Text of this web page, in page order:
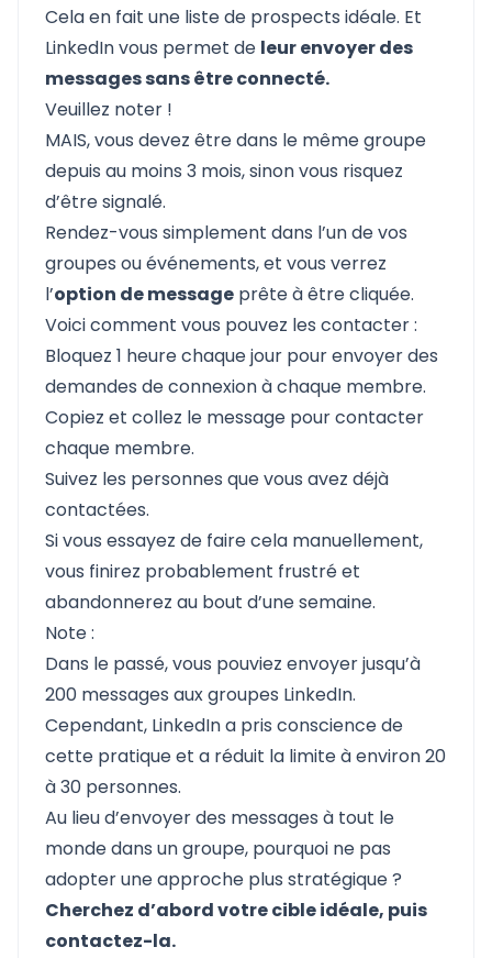
Cela en fait une liste de prospects idéale. Et
LinkedIn vous permet de leur envoyer des
messages sans être connecté.
Veuillez noter !
MAIS, vous devez être dans le même groupe
depuis au moins 3 mois, sinon vous risquez
d’être signalé.
Rendez-vous simplement dans l’un de vos
groupes ou événements, et vous verrez
l’option de message prête à être cliquée.
Voici comment vous pouvez les contacter :
Bloquez 1 heure chaque jour pour envoyer des
demandes de connexion à chaque membre.
Copiez et collez le message pour contacter
chaque membre.
Suivez les personnes que vous avez déjà
contactées.
Si vous essayez de faire cela manuellement,
vous finirez probablement frustré et
abandonnerez au bout d’une semaine.
Note :
Dans le passé, vous pouviez envoyer jusqu’à
200 messages aux groupes LinkedIn.
Cependant, LinkedIn a pris conscience de
cette pratique et a réduit la limite à environ 20
à 30 personnes.
Au lieu d’envoyer des messages à tout le
monde dans un groupe, pourquoi ne pas
adopter une approche plus stratégique ?
Cherchez d’abord votre cible idéale, puis
contactez-la.